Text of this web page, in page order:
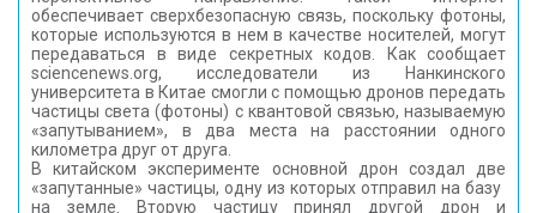
обеспечивает сверхбезопасную связь, поскольку фотоны,
которые используются в нем в качестве носителей, могут
передаваться в виде секретных кодов. Как сообщает
sciencenews.org, исследователи из Нанкинского
университета в Китае смогли с помощью дронов передать
частицы света (фотоны) с квантовой связью, называемую
«запутыванием», в два места на расстоянии одного
километра друг от друга.
В китайском эксперименте основной дрон создал две
«запутанные» частицы, одну из которых отправил на базу ​
на земле. Вторую частицу принял другой дрон и